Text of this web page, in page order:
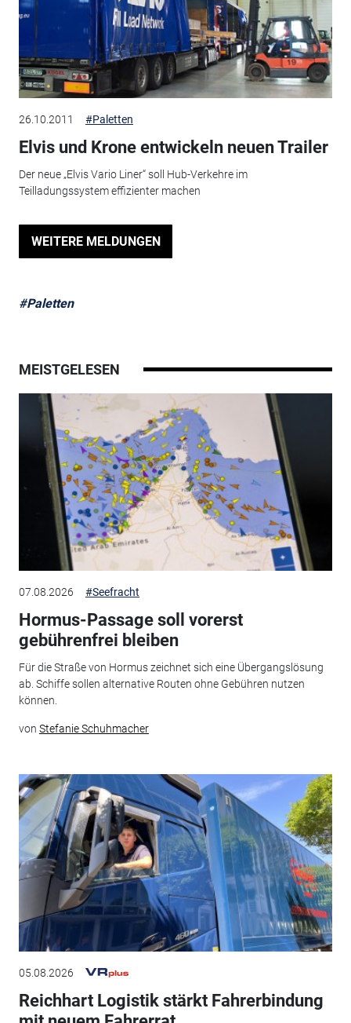
26.10.2011 #Paletten
Elvis und Krone entwickeln neuen Trailer
Der neue „Elvis Vario Liner“ soll Hub-Verkehre im
Teilladungssystem effizienter machen
WEITERE MELDUNGEN
#Paletten
MEISTGELESEN
07.08.2026 #Seefracht
Hormus-Passage soll vorerst
gebührenfrei bleiben
Für die Straße von Hormus zeichnet sich eine Übergangslösung
ab. Schiffe sollen alternative Routen ohne Gebühren nutzen
können.
von Stefanie Schuhmacher
05.08.2026
Reichhart Logistik stärkt Fahrerbindung